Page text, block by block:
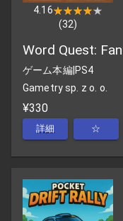
4.16★★★★★
★★★★★
(32)
Word Quest:
ゲーム本編| PS4
Gametry sp. z o. o.
¥330
詳細 ☆